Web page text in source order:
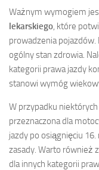
Ważnym wymogiem
lekarskiego, które
prowadzenia pojazdów.
ogólny stan zdrowia.
kategorii prawa jazdy
stanowi wymóg
W przypadku
przeznaczona dla
jazdy po osiągnięciu
zasady. Warto również
dla innych kategorii